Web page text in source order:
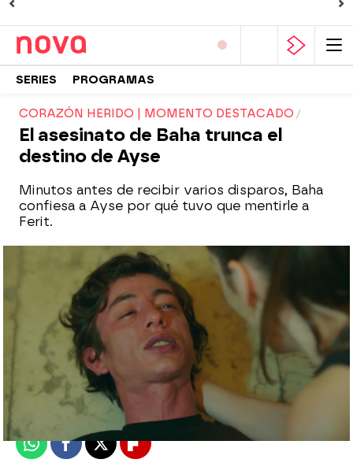
SERIES PROGRAMAS
CORAZÓN HERIDO | MOMENTO DESTACADO
El asesinato de Baha trunca el
destino de Ayse
Minutos antes de recibir varios disparos, Baha
confiesa a Ayse por qué tuvo que mentirle a
Ferit.
Nova
Publicado: 23 de abril de 2023, 01:13
WhatsappFacebook
X Flipboard